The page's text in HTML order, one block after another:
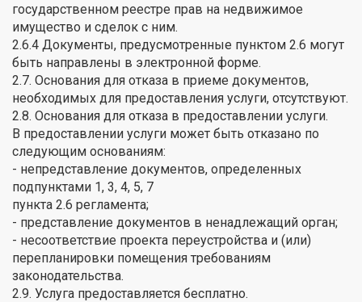
государственном реестре прав на недвижимое
имущество и сделок с ним.
2.6.4 Документы, предусмотренные пунктом 2.6 могут
быть направлены в электронной форме.
2.7. Основания для отказа в приеме документов,
необходимых для предоставления услуги, отсутствуют.
2.8. Основания для отказа в предоставлении услуги.
В предоставлении услуги может быть отказано по
следующим основаниям:
- непредставление документов, определенных
подпунктами 1, 3, 4, 5, 7
пункта 2.6 регламента;
- представление документов в ненадлежащий орган;
- несоответствие проекта переустройства и (или)
перепланировки помещения требованиям
законодательства.
2.9. Услуга предоставляется бесплатно.